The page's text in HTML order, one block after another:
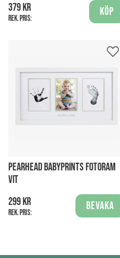
379 kr
Rek. pris:
Köp
PEARHEAD BABYPRINTS FOTORAM
VIT
299 kr
Rek. pris:
Bevaka